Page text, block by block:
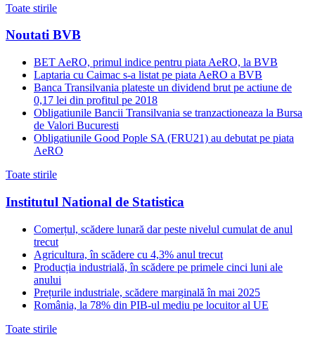
Toate stirile
Noutati BVB
BET AeRO, primul indice pentru piata AeRO, la BVB
Laptaria cu Caimac s-a listat pe piata AeRO a BVB
Banca Transilvania plateste un dividend brut pe actiune de
0,17 lei din profitul pe 2018
Obligatiunile Bancii Transilvania se tranzactioneaza la Bursa
de Valori Bucuresti
Obligatiunile Good Pople SA (FRU21) au debutat pe piata
AeRO
Toate stirile
Institutul National de Statistica
Comerțul, scădere lunară dar peste nivelul cumulat de anul
trecut
Agricultura, în scădere cu 4,3% anul trecut
Producția industrială, în scădere pe primele cinci luni ale
anului
Prețurile industriale, scădere marginală în mai 2025
România, la 78% din PIB-ul mediu pe locuitor al UE
Toate stirile